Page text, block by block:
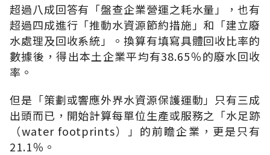
超過八成回答有「盤查企業營運之耗水量」，也有
超過四成進行「推動水資源節約措施」和「建立廢
水處理及回收系統」。換算有填寫具體回收比率的
數據後，得出本土企業平均有38.65％的廢水回收
率。
但是「策劃或響應外界水資源保護運動」只有三成
出頭而已，開始計算每單位生產或服務之「水足跡
（water footprints）」的前瞻企業，更是只有
21.1％。